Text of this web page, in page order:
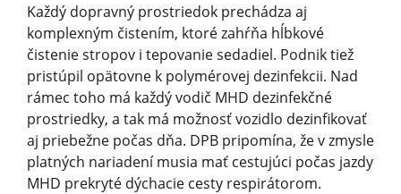
Každý dopravný prostriedok prechádza aj
komplexným čistením, ktoré zahŕňa hĺbkové
čistenie stropov i tepovanie sedadiel. Podnik tiež
pristúpil opätovne k polymérovej dezinfekcii. Nad
rámec toho má každý vodič MHD dezinfekčné
prostriedky, a tak má možnosť vozidlo dezinfikovať
aj priebežne počas dňa. DPB pripomína, že v zmysle
platných nariadení musia mať cestujúci počas jazdy
MHD prekryté dýchacie cesty respirátorom.